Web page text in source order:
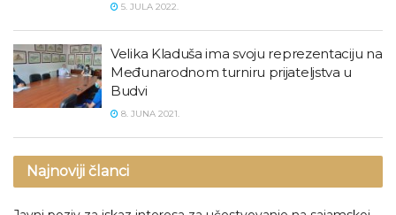
5. JULA 2022.
Velika Kladuša ima svoju reprezentaciju na
Međunarodnom turniru prijateljstva u
Budvi
8. JUNA 2021.
Najnoviji članci